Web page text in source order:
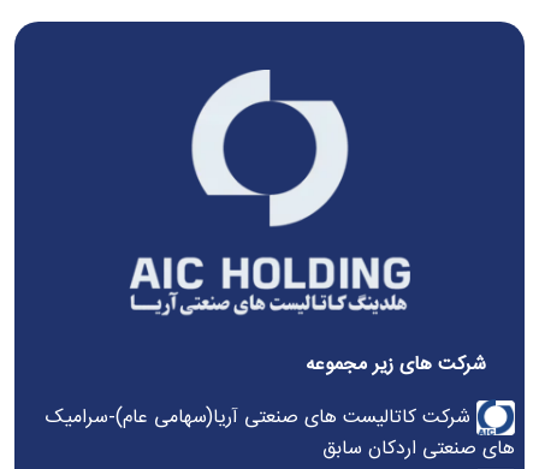
شرکت های زیر مجموعه
شرکت کاتالیست های صنعتی آریا(سهامی عام)-سرامیک
های صنعتی اردکان سابق